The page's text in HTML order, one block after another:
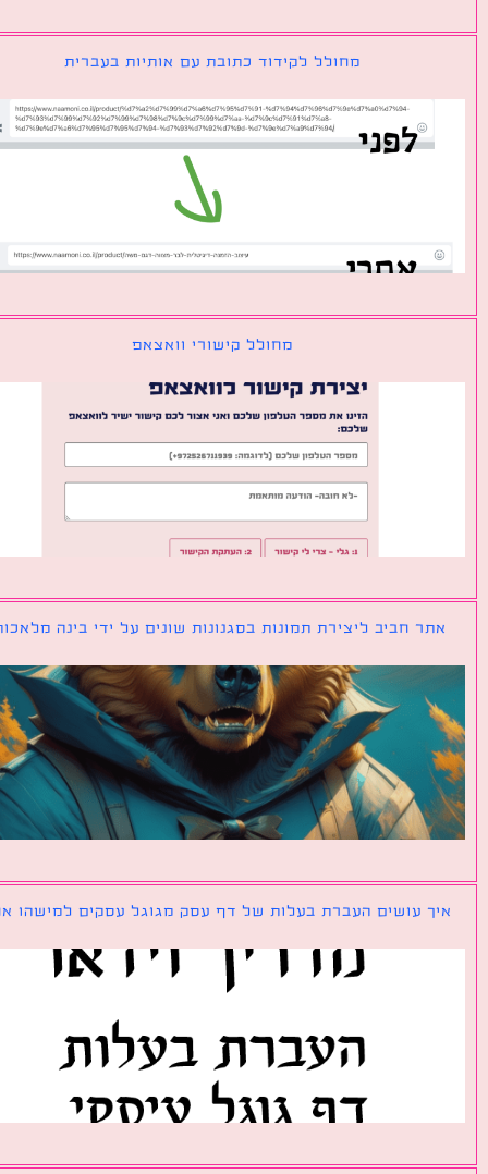
מחולל לקידוד כתובת עם אותיות בעברית
מחולל קישורי וואצאפ
חביב ליצירת תמונות בסגנונות שונים על ידי בינה מלאכותית
עושים העברת בעלות של דף עסק מגוגל עסקים למישהו אחר?